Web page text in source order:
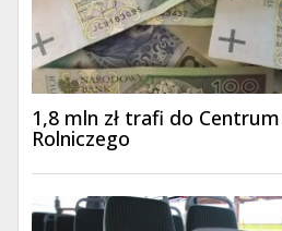
1,8 mln zł trafi do Centrum
Rolniczego